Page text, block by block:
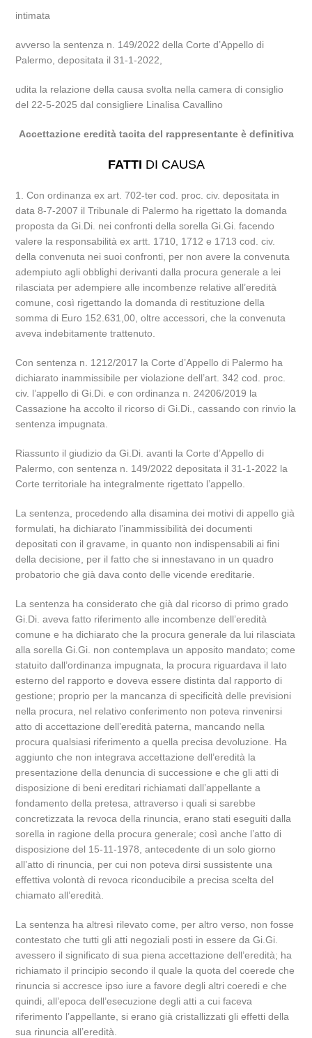
intimata
avverso la sentenza n. 149/2022 della Corte d’Appello di
Palermo, depositata il 31-1-2022,
udita la relazione della causa svolta nella camera di consiglio
del 22-5-2025 dal consigliere Linalisa Cavallino
Accettazione eredità tacita del rappresentante è definitiva
FATTI DI CAUSA
1. Con ordinanza ex art. 702-ter cod. proc. civ. depositata in
data 8-7-2007 il Tribunale di Palermo ha rigettato la domanda
proposta da Gi.Di. nei confronti della sorella Gi.Gi. facendo
valere la responsabilità ex artt. 1710, 1712 e 1713 cod. civ.
della convenuta nei suoi confronti, per non avere la convenuta
adempiuto agli obblighi derivanti dalla procura generale a lei
rilasciata per adempiere alle incombenze relative all’eredità
comune, così rigettando la domanda di restituzione della
somma di Euro 152.631,00, oltre accessori, che la convenuta
aveva indebitamente trattenuto.
Con sentenza n. 1212/2017 la Corte d’Appello di Palermo ha
dichiarato inammissibile per violazione dell’art. 342 cod. proc.
civ. l’appello di Gi.Di. e con ordinanza n. 24206/2019 la
Cassazione ha accolto il ricorso di Gi.Di., cassando con rinvio la
sentenza impugnata.
Riassunto il giudizio da Gi.Di. avanti la Corte d’Appello di
Palermo, con sentenza n. 149/2022 depositata il 31-1-2022 la
Corte territoriale ha integralmente rigettato l’appello.
La sentenza, procedendo alla disamina dei motivi di appello già
formulati, ha dichiarato l’inammissibilità dei documenti
depositati con il gravame, in quanto non indispensabili ai fini
della decisione, per il fatto che si innestavano in un quadro
probatorio che già dava conto delle vicende ereditarie.
La sentenza ha considerato che già dal ricorso di primo grado
Gi.Di. aveva fatto riferimento alle incombenze dell’eredità
comune e ha dichiarato che la procura generale da lui rilasciata
alla sorella Gi.Gi. non contemplava un apposito mandato; come
statuito dall’ordinanza impugnata, la procura riguardava il lato
esterno del rapporto e doveva essere distinta dal rapporto di
gestione; proprio per la mancanza di specificità delle previsioni
nella procura, nel relativo conferimento non poteva rinvenirsi
atto di accettazione dell’eredità paterna, mancando nella
procura qualsiasi riferimento a quella precisa devoluzione. Ha
aggiunto che non integrava accettazione dell’eredità la
presentazione della denuncia di successione e che gli atti di
disposizione di beni ereditari richiamati dall’appellante a
fondamento della pretesa, attraverso i quali si sarebbe
concretizzata la revoca della rinuncia, erano stati eseguiti dalla
sorella in ragione della procura generale; così anche l’atto di
disposizione del 15-11-1978, antecedente di un solo giorno
all’atto di rinuncia, per cui non poteva dirsi sussistente una
effettiva volontà di revoca riconducibile a precisa scelta del
chiamato all’eredità.
La sentenza ha altresì rilevato come, per altro verso, non fosse
contestato che tutti gli atti negoziali posti in essere da Gi.Gi.
avessero il significato di sua piena accettazione dell’eredità; ha
richiamato il principio secondo il quale la quota del coerede che
rinuncia si accresce ipso iure a favore degli altri coeredi e che
quindi, all’epoca dell’esecuzione degli atti a cui faceva
riferimento l’appellante, si erano già cristallizzati gli effetti della
sua rinuncia all’eredità.